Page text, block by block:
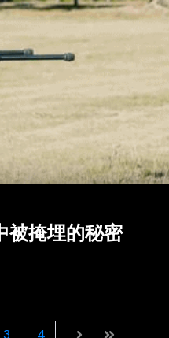
被掩埋的秘密
3 4